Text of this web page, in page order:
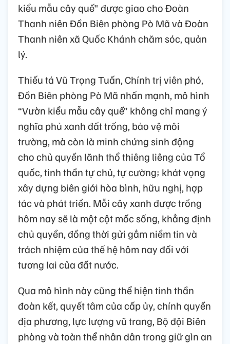
kiểu mẫu cây quế" được giao cho Đoàn
Thanh niên Đồn Biên phòng Pò Mã và Đoàn
Thanh niên xã Quốc Khánh chăm sóc, quản
lý.
Thiếu tá Vũ Trọng Tuấn, Chính trị viên phó,
Đồn Biên phòng Pò Mã nhấn mạnh, mô hình
“Vườn kiểu mẫu cây quế” không chỉ mang ý
nghĩa phủ xanh đất trống, bảo vệ môi
trường, mà còn là minh chứng sinh động
cho chủ quyền lãnh thổ thiêng liêng của Tổ
quốc, tinh thần tự chủ, tự cường; khát vọng
xây dựng biên giới hòa bình, hữu nghị, hợp
tác và phát triển. Mỗi cây xanh được trồng
hôm nay sẽ là một cột mốc sống, khẳng định
chủ quyền, đồng thời gửi gắm niềm tin và
trách nhiệm của thế hệ hôm nay đối với
tương lai của đất nước.
Qua mô hình này cũng thể hiện tinh thần
đoàn kết, quyết tâm của cấp ủy, chính quyền
địa phương, lực lượng vũ trang, Bộ đội Biên
phòng và toàn thể nhân dân trong giữ gìn an